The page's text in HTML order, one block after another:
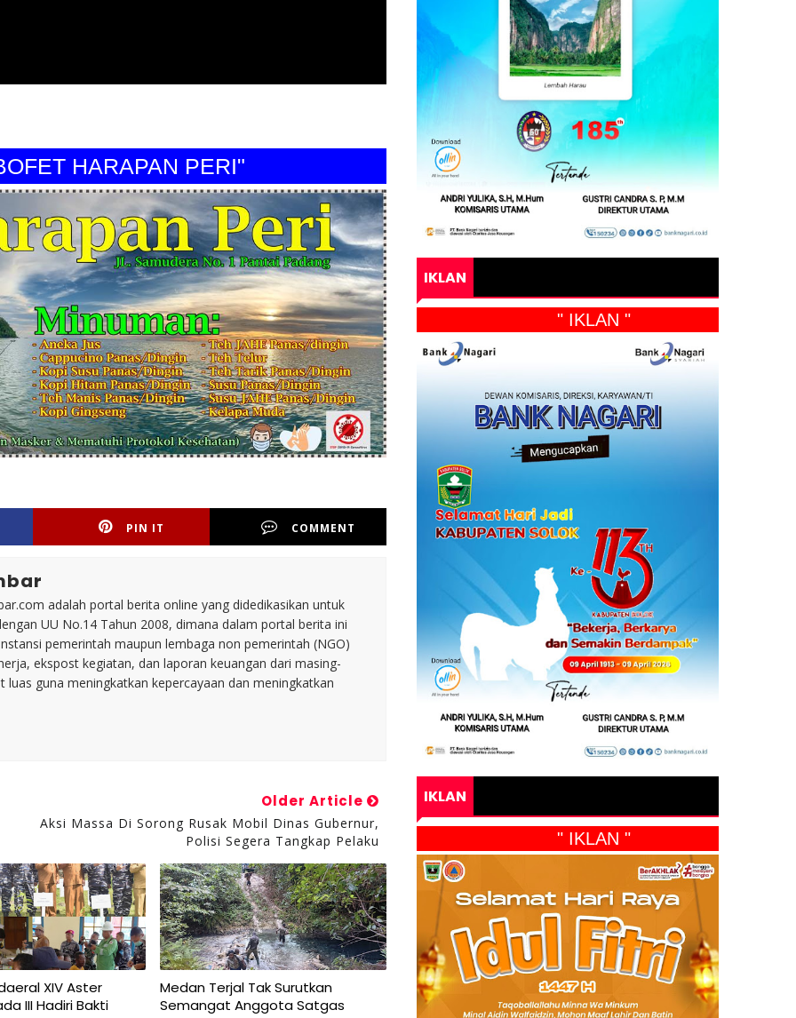
HARAPAN PERI"
PIN IT COMMENT
adalah portal berita online yang didedikasikan untuk
UU No.14 Tahun 2008, dimana dalam portal berita ini
pemerintah maupun lembaga non pemerintah (NGO)
ekspost kegiatan, dan laporan keuangan dari masing-
luas guna meningkatkan kepercayaan dan meningkatkan
Older Article
Aksi Massa Di Sorong Rusak Mobil Dinas Gubernur,
Polisi Segera Tangkap Pelaku
XIV Aster
III Hadiri Bakti
Medan Terjal Tak Surutkan
Semangat Anggota Satgas
IKLAN
" IKLAN "
IKLAN
" IKLAN "